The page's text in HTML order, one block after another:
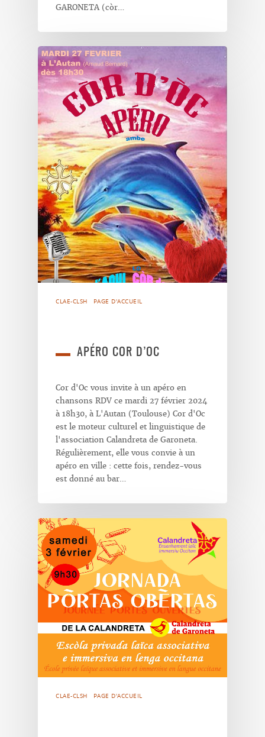
GARONETA (còr…
CLAE-CLSH PAGE D'ACCUEIL
APÉRO COR D’OC
Cor d'Oc vous invite à un apéro en
chansons RDV ce mardi 27 février 2024
à 18h30, à L'Autan (Toulouse) Cor d'Oc
est le moteur culturel et linguistique de
l'association Calandreta de Garoneta.
Régulièrement, elle vous convie à un
apéro en ville : cette fois, rendez-vous
est donné au bar…
CLAE-CLSH PAGE D'ACCUEIL